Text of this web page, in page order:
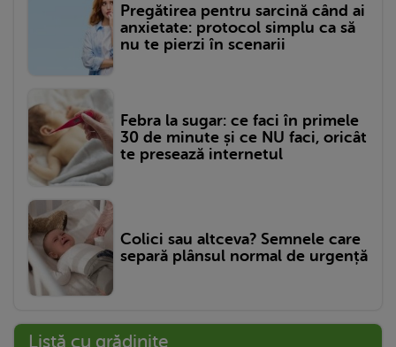
Pregătirea pentru sarcină când ai
anxietate: protocol simplu ca să
nu te pierzi în scenarii
Febra la sugar: ce faci în primele
30 de minute și ce NU faci, oricât
te presează internetul
Colici sau altceva? Semnele care
separă plânsul normal de urgență
Listă cu grădinițe